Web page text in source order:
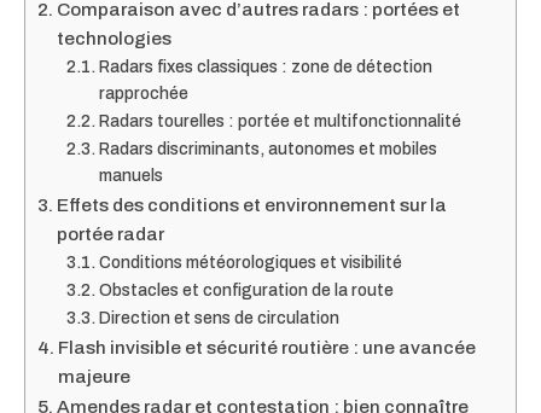
Comparaison avec d’autres radars : portées et
technologies
Radars fixes classiques : zone de détection
rapprochée
Radars tourelles : portée et multifonctionnalité
Radars discriminants, autonomes et mobiles
manuels
Effets des conditions et environnement sur la
portée radar
Conditions météorologiques et visibilité
Obstacles et configuration de la route
Direction et sens de circulation
Flash invisible et sécurité routière : une avancée
majeure
Amendes radar et contestation : bien connaître